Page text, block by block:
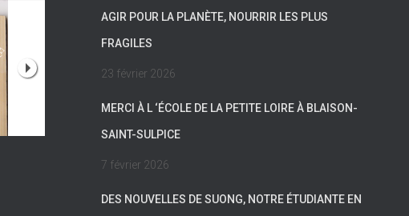
AGIR POUR LA PLANÈTE, NOURRIR LES PLUS
FRAGILES
23 février 2026
MERCI À L ‘ÉCOLE DE LA PETITE LOIRE À BLAISON-
SAINT-SULPICE
7 février 2026
DES NOUVELLES DE SUONG, NOTRE ÉTUDIANTE EN